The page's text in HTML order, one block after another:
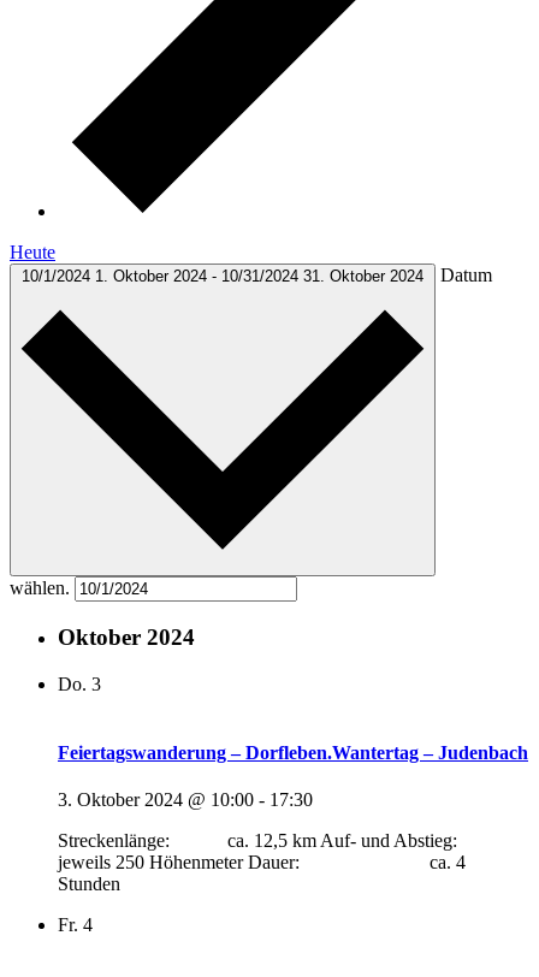
Heute
10/1/2024 1. Oktober 2024 - 10/31/2024 31. Oktober 2024 Datum
wählen.
Oktober 2024
Do. 3
Feiertagswanderung – Dorfleben.Wantertag – Judenbach
3. Oktober 2024 @ 10:00 - 17:30
Streckenlänge: ca. 12,5 km Auf- und Abstieg:
jeweils 250 Höhenmeter Dauer: ca. 4
Stunden
Fr. 4